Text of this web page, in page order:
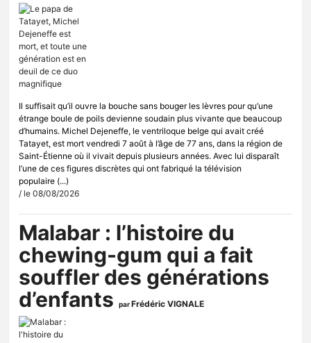
Il suffisait qu’il ouvre la bouche sans bouger les lèvres pour qu’une
étrange boule de poils devienne soudain plus vivante que beaucoup
d’humains. Michel Dejeneffe, le ventriloque belge qui avait créé
Tatayet, est mort vendredi 7 août à l’âge de 77 ans, dans la région de
Saint-Étienne où il vivait depuis plusieurs années. Avec lui disparaît
l’une de ces figures discrètes qui ont fabriqué la télévision
populaire (...)
/ le 08/08/2026
Malabar : l’histoire du
chewing-gum qui a fait
souffler des générations
d’enfants
parFrédéric VIGNALE